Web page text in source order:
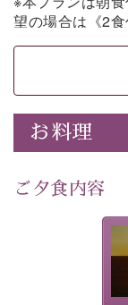
望の場合は《2食
「日本一のホタ
そこで開催され
園券がついた期
ホタルが織りな
4,000匹以上の
像：辰野町）
自然豊かな信州
宿泊期間：2026
お料理
ご夕食内容